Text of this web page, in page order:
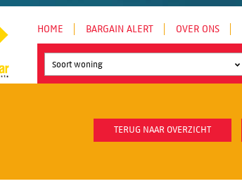
HOME BARGAIN ALERT OVER ONS
Soort woning
TERUG NAAR OVERZICHT